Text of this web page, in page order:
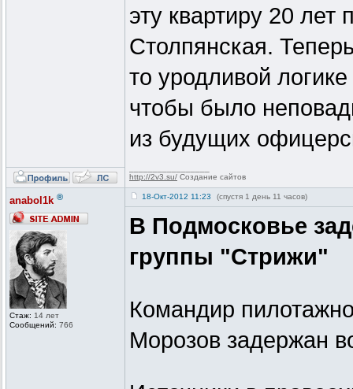
эту квартиру 20 лет
Столпянская.
то уродливой
чтобы было
из будущих
http://2v3.su/ Создание сайтов
anabol1k ®
Стаж: 14 лет
Сообщений: 766
18-Окт-2012 11:23 (спустя 1 день 11 часов)
В Подмосковье
группы "Стрижи"
Командир
Морозов задержан